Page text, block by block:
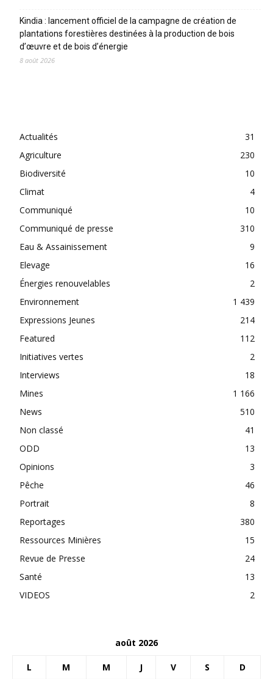
Kindia : lancement officiel de la campagne de création de
plantations forestières destinées à la production de bois
d’œuvre et de bois d’énergie
8 août 2026
Actualités
31
Agriculture
230
Biodiversité
10
Climat
4
Communiqué
10
Communiqué de presse
310
Eau & Assainissement
9
Elevage
16
Énergies renouvelables
2
Environnement
1 439
Expressions Jeunes
214
Featured
112
Initiatives vertes
2
Interviews
18
Mines
1 166
News
510
Non classé
41
ODD
13
Opinions
3
Pêche
46
Portrait
8
Reportages
380
Ressources Minières
15
Revue de Presse
24
Santé
13
VIDEOS
2
août 2026
L M M J V S D